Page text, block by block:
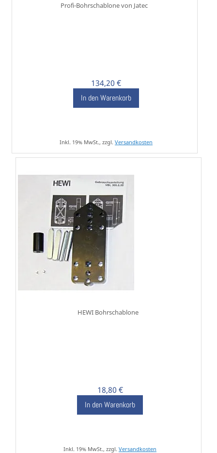
Profi-Bohrschablone von Jatec
134,20 €
In den Warenkorb
Inkl. 19% MwSt., zzgl. Versandkosten
HEWI Bohrschablone
18,80 €
In den Warenkorb
Inkl. 19% MwSt., zzgl. Versandkosten